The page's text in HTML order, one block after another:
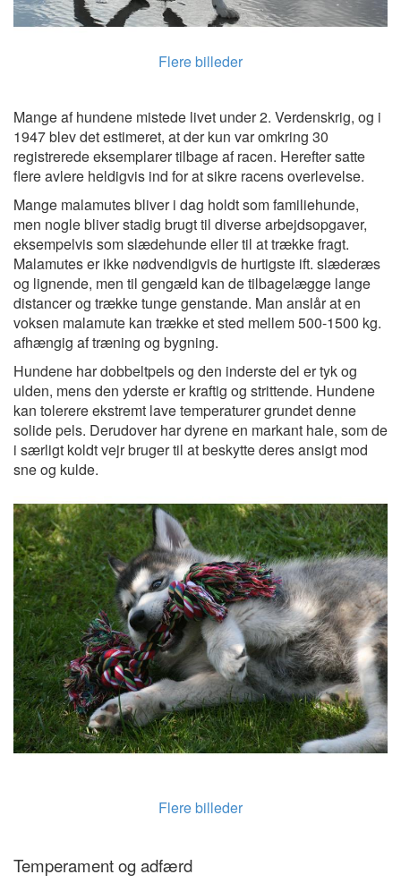
Flere billeder
Mange af hundene mistede livet under 2. Verdenskrig, og i
1947 blev det estimeret, at der kun var omkring 30
registrerede eksemplarer tilbage af racen. Herefter satte
flere avlere heldigvis ind for at sikre racens overlevelse.
Mange malamutes bliver i dag holdt som familiehunde,
men nogle bliver stadig brugt til diverse arbejdsopgaver,
eksempelvis som slædehunde eller til at trække fragt.
Malamutes er ikke nødvendigvis de hurtigste ift. slæderæs
og lignende, men til gengæld kan de tilbagelægge lange
distancer og trække tunge genstande. Man anslår at en
voksen malamute kan trække et sted mellem 500-1500 kg.
afhængig af træning og bygning.
Hundene har dobbeltpels og den inderste del er tyk og
ulden, mens den yderste er kraftig og strittende. Hundene
kan tolerere ekstremt lave temperaturer grundet denne
solide pels. Derudover har dyrene en markant hale, som de
i særligt koldt vejr bruger til at beskytte deres ansigt mod
sne og kulde.
Flere billeder
Temperament og adfærd